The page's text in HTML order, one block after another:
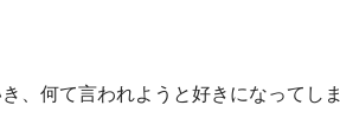
、何て言われようと好きになってし